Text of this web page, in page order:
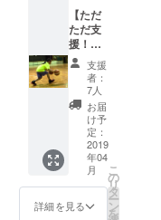
【ただ
ただ支
援！】
子供達
にバス
ケット
を楽し
んでも
らいた
い！そ
んな皆
様に！
お礼の
メッ
支援
者：
7人
お届
け予
定：
2019
年04
月
詳細を見る
こ
の
リ
タ
ー
ン
を